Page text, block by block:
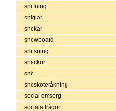
sniffning
sniglar
snokar
snowboard
snusning
snäckor
snö
snöskoteråkning
social omsorg
sociala frågor